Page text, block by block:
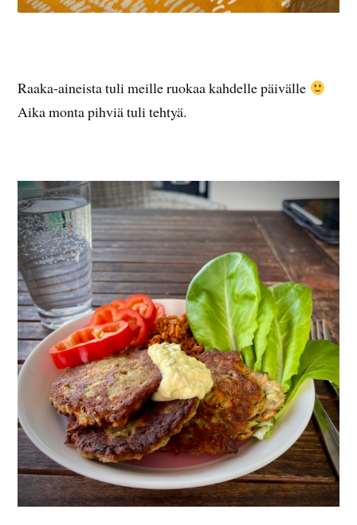
Raaka-aineista tuli meille ruokaa kahdelle päivälle
Aika monta pihviä tuli tehtyä.